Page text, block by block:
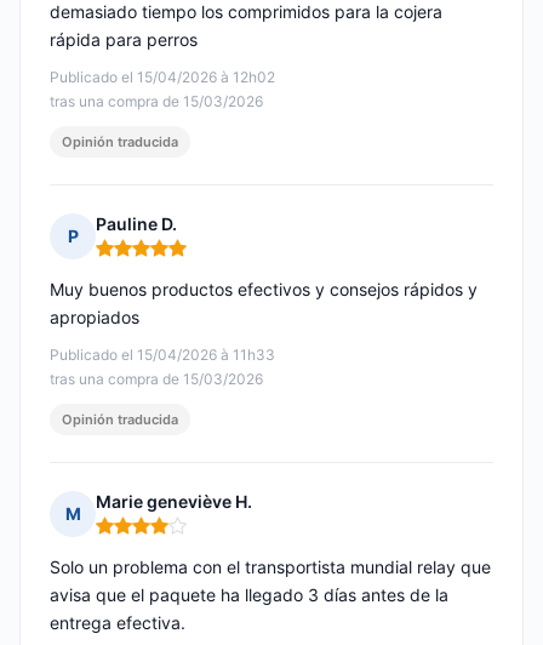
Publicado el 15/04/2026 à 12h02
tras una compra de 15/03/2026
demasiado tiempo los comprimidos para la cojera
rápida para perros
Opinión traducida
P
Pauline D.
Nota: 5 de 5
Publicado el 15/04/2026 à 11h33
tras una compra de 15/03/2026
Muy buenos productos efectivos y consejos rápidos y
apropiados
Opinión traducida
M
Marie geneviève H.
Nota: 4 de 5
Solo un problema con el transportista mundial relay que
avisa que el paquete ha llegado 3 días antes de la
entrega efectiva.